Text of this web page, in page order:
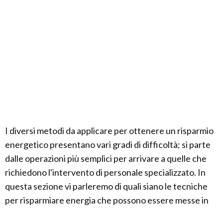
I diversi metodi da applicare per ottenere un risparmio
energetico presentano vari gradi di difficoltà; si parte
dalle operazioni più semplici per arrivare a quelle che
richiedono l'intervento di personale specializzato. In
questa sezione vi parleremo di quali siano le tecniche
per risparmiare energia che possono essere messe in